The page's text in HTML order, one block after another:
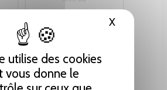
utilise des cookies
vous donne le
XMasquer